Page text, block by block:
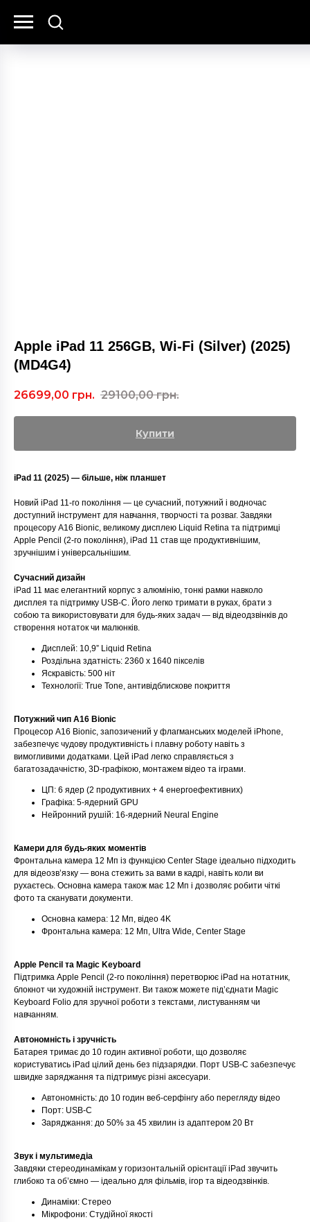
Apple iPad 11 256GB, Wi-Fi (Silver) (2025)
(MD4G4)
26699,00 грн. 29100,00 грн.
Купити
iPad 11 (2025) — більше, ніж планшет
Новий iPad 11-го покоління — це сучасний, потужний і водночас
доступний інструмент для навчання, творчості та розваг. Завдяки
процесору A16 Bionic, великому дисплею Liquid Retina та підтримці
Apple Pencil (2-го покоління), iPad 11 став ще продуктивнішим,
зручнішим і універсальнішим.
Сучасний дизайн
iPad 11 має елегантний корпус з алюмінію, тонкі рамки навколо
дисплея та підтримку USB‑C. Його легко тримати в руках, брати з
собою та використовувати для будь-яких задач — від відеодзвінків до
створення нотаток чи малюнків.
Дисплей: 10,9” Liquid Retina
Роздільна здатність: 2360 x 1640 пікселів
Яскравість: 500 ніт
Технології: True Tone, антивідблискове покриття
Потужний чип A16 Bionic
Процесор A16 Bionic, запозичений у флагманських моделей iPhone,
забезпечує чудову продуктивність і плавну роботу навіть з
вимогливими додатками. Цей iPad легко справляється з
багатозадачністю, 3D-графікою, монтажем відео та іграми.
ЦП: 6 ядер (2 продуктивних + 4 енергоефективних)
Графіка: 5-ядерний GPU
Нейронний рушій: 16-ядерний Neural Engine
Камери для будь-яких моментів
Фронтальна камера 12 Мп із функцією Center Stage ідеально підходить
для відеозв’язку — вона стежить за вами в кадрі, навіть коли ви
рухаєтесь. Основна камера також має 12 Мп і дозволяє робити чіткі
фото та сканувати документи.
Основна камера: 12 Мп, відео 4K
Фронтальна камера: 12 Мп, Ultra Wide, Center Stage
Apple Pencil та Magic Keyboard
Підтримка Apple Pencil (2-го покоління) перетворює iPad на нотатник,
блокнот чи художній інструмент. Ви також можете під’єднати Magic
Keyboard Folio для зручної роботи з текстами, листуванням чи
навчанням.
Автономність і зручність
Батарея тримає до 10 годин активної роботи, що дозволяє
користуватись iPad цілий день без підзарядки. Порт USB‑C забезпечує
швидке заряджання та підтримує різні аксесуари.
Автономність: до 10 годин веб-серфінгу або перегляду відео
Порт: USB‑C
Заряджання: до 50% за 45 хвилин із адаптером 20 Вт
Звук і мультимедіа
Завдяки стереодинамікам у горизонтальній орієнтації iPad звучить
глибоко та об’ємно — ідеально для фільмів, ігор та відеодзвінків.
Динаміки: Стерео
Мікрофони: Студійної якості